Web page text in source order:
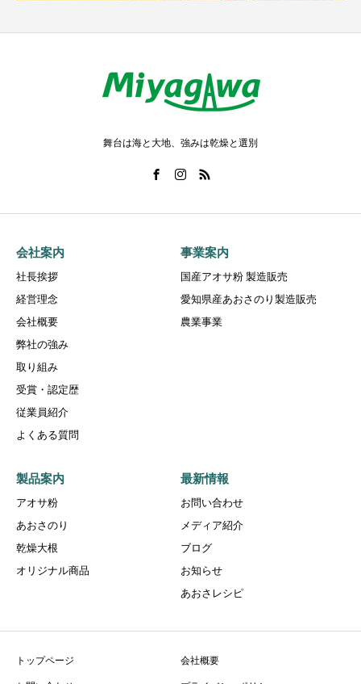
舞台は海と大地、強みは乾燥と選別
会社案内
社長挨拶
経営理念
会社概要
弊社の強み
取り組み
受賞・認定歴
従業員紹介
よくある質問
事業案内
国産アオサ粉 製造販売
愛知県産あおさのり製造販売
農業事業
製品案内
アオサ粉
あおさのり
乾燥大根
オリジナル商品
最新情報
お問い合わせ
メディア紹介
ブログ
お知らせ
あおさレシピ
トップページ
会社概要